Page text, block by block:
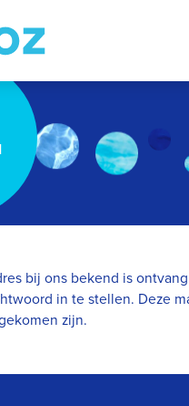
bij ons bekend is
in te stellen. Deze
zijn.